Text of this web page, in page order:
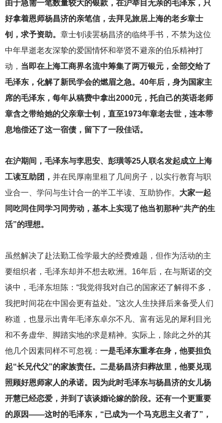
由于急需一笔数量较大的银款，在沪举目无亲的毛泽东，只
好拿着恩师杨昌济的亲笔信，去拜见旅居上海的老乡章士
钊，求予资助。 章士钊读罢杨昌济的临终手书，不禁为这位
中年早逝老友深挚的爱国情怀和举贤不避亲的伯乐精神打
动， 当即在上海工商界名流中筹集了两万银元，全部交给了
毛泽东，化解了新民学会的燃眉之急。40年后，身为国家主
席的毛泽东，每年从稿费中拿出2000元，托自己的英语老师
章含之带给她的父亲章士钊，直至1973年章老去世，连本带
息地偿还了这一宿债，留下了一段佳话。
在沪期间，毛泽东与李思安、彭璜等25人联名发起成立上海
工读互助团， 并在民厚南里租了几间房子，以实行教育与职
业合一、学问与生计合一的半工半读、互助协作。 大家一起
同吃同住同学习同劳动，基本上实现了他当初那种“共产的生
活”的理想。
虽然解决了赴法勤工俭学最大的经费难题，但作为活动的主
要组织者，毛泽东却并不想去欧洲。16年后，在与斯诺的交
谈中，毛泽东坦陈：“我觉得我对自己的国家还了解得不多，
我把时间花在中国会更有益处。”这次人生抉择后来备受人们
称道，也显示出青年毛泽东卓尔不凡、富有远见的犀利目光
和不务虚华、脚踏实地的求是精神。实际上，除此之外的其
他几个因素同样不可忽视： 一是毛泽东重孝在身，他要担负
起“长兄代父”的家族责任。二是杨昌济归葬故里，他要兑现
照顾好恩师家人的承诺。因为此时毛泽东与杨昌济的女儿杨
开慧已经恋爱，并到了该谈婚论嫁的阶段。还有一个更重要
的原因——这时的毛泽东，“已成为一个马克思主义者了”，